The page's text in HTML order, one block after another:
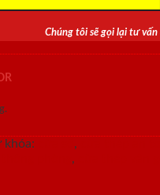
Chúng tôi sẽ gọi lại tư
khóa: ,
,